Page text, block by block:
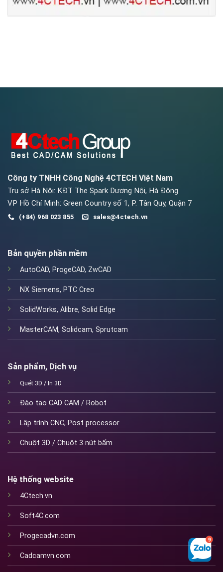
Công ty TNHH Công Nghệ 4CTECH Việt Nam
Trụ sở Hà Nội: KĐT The Spark Dương Nội, Hà Đông
VP Hồ Chí Minh: Green Country số 1, P. Tân Quy, Quận 7
(+84) 968 023 855 sales@4ctech.vn
Bản quyền phần mềm
AutoCAD, ProgeCAD, ZwCAD
NX Siemens, PTC Creo
SolidWorks, Alibre, Solid Edge
MasterCAM, Solidcam, Sprutcam
Sản phẩm, Dịch vụ
Quét 3D / In 3D
Đào tạo CAD CAM / Robot
Lập trình CNC, Post processor
Chuột 3D / Chuột 3 nút bấm
Hệ thống website
4Ctech.vn
Soft4C.com
Progecadvn.com
Cadcamvn.com